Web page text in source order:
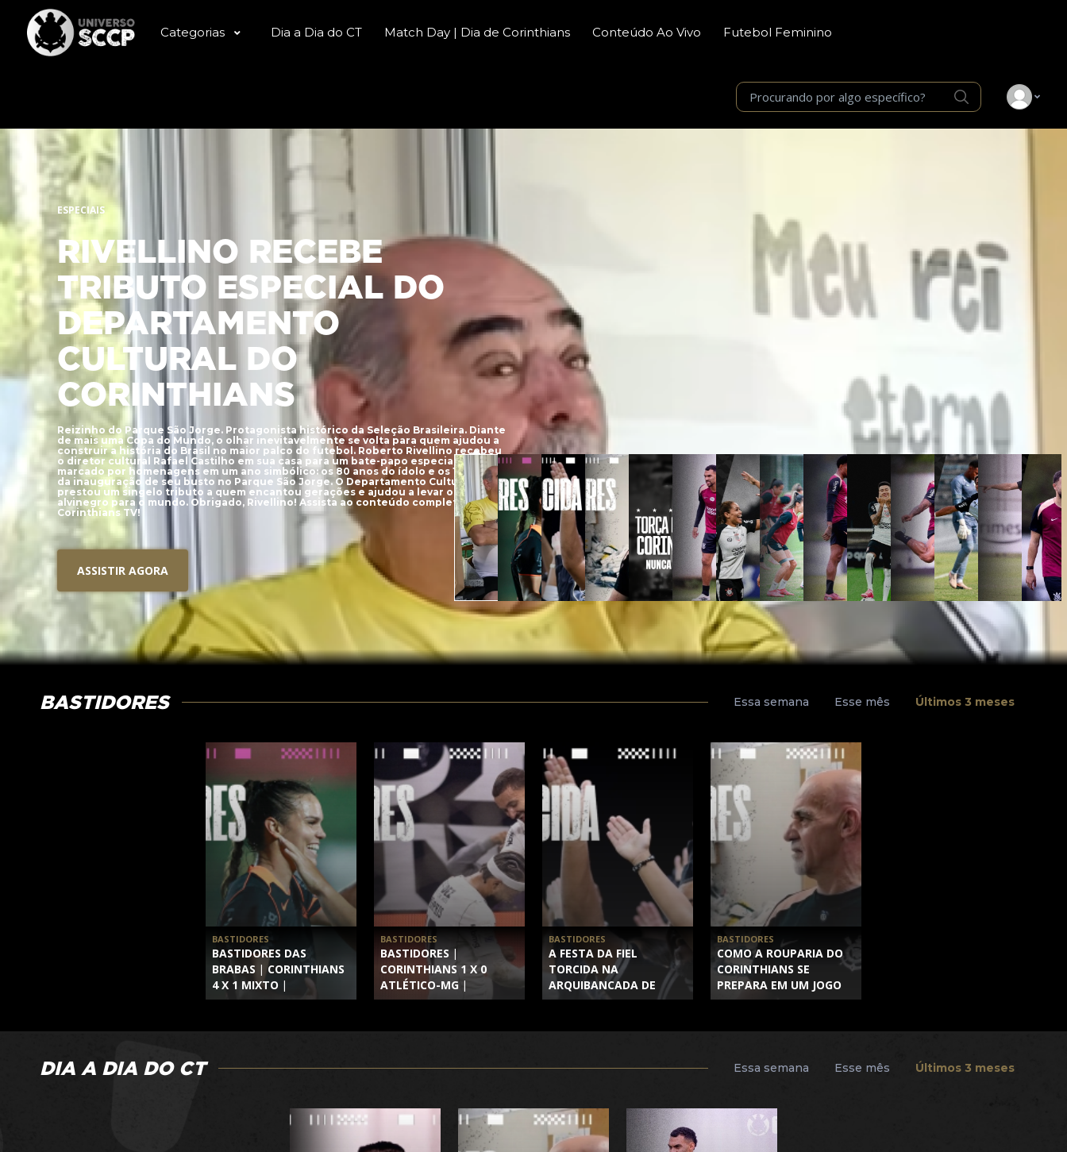
Categorias Dia a Dia do CT Match Day | Dia de Corinthians Conteúdo Ao Vivo Futebol Feminino
Procurando por algo específico?
ESPECIAIS
RIVELLINO RECEBE
TRIBUTO ESPECIAL DO
DEPARTAMENTO
CULTURAL DO
CORINTHIANS
Reizinho do Parque São Jorge. Protagonista histórico da Seleção Brasileira. Diante
de mais uma Copa do Mundo, o olhar inevitavelmente se volta para quem ajudou a
construir a história do Brasil no maior palco do futebol. Roberto Rivellino recebeu
o diretor cultural Rafael Castilho em sua casa para um bate-papo especial,
marcado por homenagens em um ano simbólico: os 80 anos do ídolo e os 12 anos
da inauguração de seu busto no Parque São Jorge. O Departamento Cultural
prestou um singelo tributo a quem encantou gerações e ajudou a levar o
alvinegro para o mundo. Obrigado, Rivellino! Assista ao conteúdo completo na
Corinthians TV!
ASSISTIR AGORA
BASTIDORES Essa semana Esse mês Últimos 3 meses
BASTIDORES
BASTIDORES DAS
BRABAS | CORINTHIANS
4 X 1 MIXTO |
BRASILEIRÃO FEMININO
BASTIDORES
BASTIDORES |
CORINTHIANS 1 X 0
ATLÉTICO-MG |
BRASILEIRÃO 2026 | 17ª
BASTIDORES
A FESTA DA FIEL
TORCIDA NA
ARQUIBANCADA DE
CORINTHIANS 1 X 0
BASTIDORES
COMO A ROUPARIA DO
CORINTHIANS SE
PREPARA EM UM JOGO
DE CONMEBOL
EPISÓDIO 2
DIA A DIA DO CT Essa semana Esse mês Últimos 3 meses